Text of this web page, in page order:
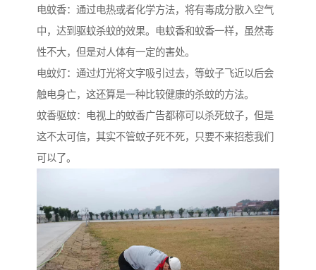
电蚊香：通过电热或者化学方法，将有毒成分散入空气
中，达到驱蚊杀蚊的效果。电蚊香和蚊香一样，虽然毒
性不大，但是对人体有一定的害处。
电蚊灯：通过灯光将文字吸引过去，等蚊子飞近以后会
触电身亡，这还算是一种比较健康的杀蚊的方法。
蚊香驱蚊：电视上的蚊香广告都称可以杀死蚊子，但是
这不太可信，其实不管蚊子死不死，只要不来招惹我们
可以了。